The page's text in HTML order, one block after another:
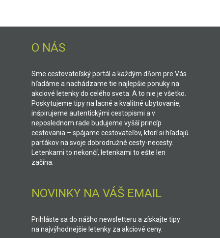
O NÁS
Sme cestovateľský portál a každým dňom pre Vás
hľadáme a nachádzame tie najlepšie ponuky na
akciové letenky do celého sveta. A to nie je všetko.
Poskytujeme tipy na lacné a kvalitné ubytovanie,
inšpirujeme autentickými cestopismi a v
neposlednom rade budujeme vyšší princíp
cestovania – spájame cestovateľov, ktorí si hľadajú
parťákov na svoje dobrodružné cesty-necesty.
Letenkami to nekončí, letenkami to ešte len
začína.
NOVINKY NA VÁŠ EMAIL
Prihláste sa do nášho newsletteru a získajte tipy
na najvýhodnejšie letenky za akciové ceny.